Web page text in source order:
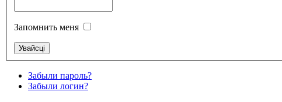
Запомнить меня
Забыли пароль?
Забыли логин?